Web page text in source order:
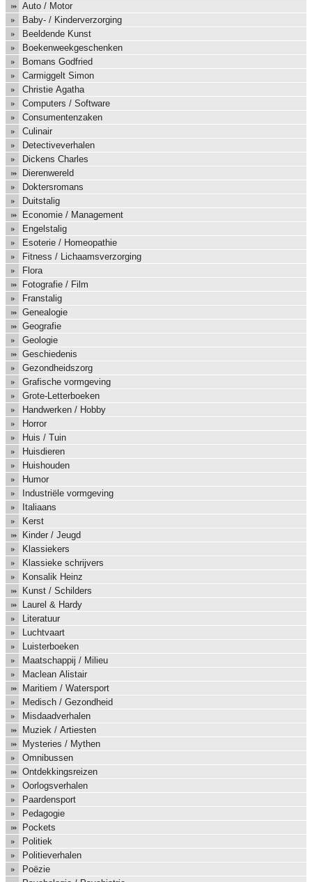
Auto / Motor
Baby- / Kinderverzorging
Beeldende Kunst
Boekenweekgeschenken
Bomans Godfried
Carmiggelt Simon
Christie Agatha
Computers / Software
Consumentenzaken
Culinair
Detectiveverhalen
Dickens Charles
Dierenwereld
Doktersromans
Duitstalig
Economie / Management
Engelstalig
Esoterie / Homeopathie
Fitness / Lichaamsverzorging
Flora
Fotografie / Film
Franstalig
Genealogie
Geografie
Geologie
Geschiedenis
Gezondheidszorg
Grafische vormgeving
Grote-Letterboeken
Handwerken / Hobby
Horror
Huis / Tuin
Huisdieren
Huishouden
Humor
Industriële vormgeving
Italiaans
Kerst
Kinder / Jeugd
Klassiekers
Klassieke schrijvers
Konsalik Heinz
Kunst / Schilders
Laurel & Hardy
Literatuur
Luchtvaart
Luisterboeken
Maatschappij / Milieu
Maclean Alistair
Maritiem / Watersport
Medisch / Gezondheid
Misdaadverhalen
Muziek / Artiesten
Mysteries / Mythen
Omnibussen
Ontdekkingsreizen
Oorlogsverhalen
Paardensport
Pedagogie
Pockets
Politiek
Politieverhalen
Poëzie